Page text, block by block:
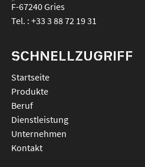
F-67240Gries
Tel. : +33 3 88 72 19 31
SCHNELLZUGRIFF
Startseite
Produkte
Beruf
Dienstleistung
Unternehmen
Kontakt